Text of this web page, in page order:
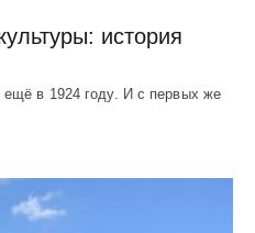
история
в 1924 году. И с первых же